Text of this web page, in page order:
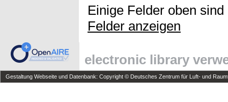
Einige Felder oben
Felder anzeigen
electronic library
Gestaltung Webseite und Datenbank: Copyright © Deutsches Zentrum für Luft- und